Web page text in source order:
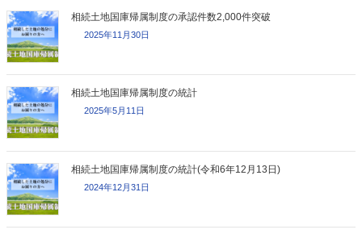
相続土地国庫帰属制度の承認件数2,000件突破
2025年11月30日
相続土地国庫帰属制度の統計
2025年5月11日
相続土地国庫帰属制度の統計(令和6年12月13日)
2024年12月31日